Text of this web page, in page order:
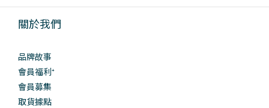
關於我們
品牌故事
會員福利⁺
會員募集
取貨據點